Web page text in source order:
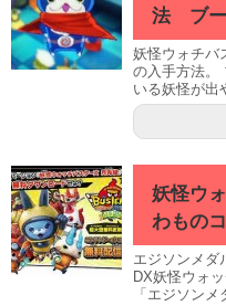
法 ブー
妖怪ウォチバ
の入手方法。
いる妖怪が出
妖怪ウ
わもの
エジソンメダ
DX妖怪ウォ
「エジソン